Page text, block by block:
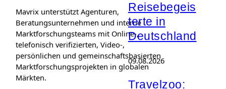
Mavrix unterstützt Agenturen,
Beratungsunternehmen und interne
Marktforschungsteams mit Online-,
telefonisch verifizierten, Video-,
persönlichen und gemeinschaftsbasierten
Marktforschungsprojekten in globalen
Märkten.
Reisebegeis
terte in
Deutschland
09.08.2026
Travelzoo: